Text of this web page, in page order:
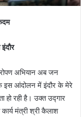
अभियान अब जन
इस आंदोलन में इंदौर के मेरे
हो रही है। उक्त उद्गार
मंत्री श्री कैलाश